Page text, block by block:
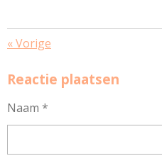
«Vorige
Reactie plaatsen
Naam *